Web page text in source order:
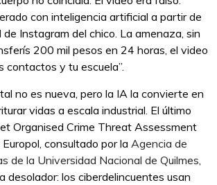
con inteligencia artificial a partir de
Instagram del chico. La amenaza, sin
200 mil pesos en 24 horas, el video
contactos y tu escuela”.
no es nueva, pero la IA la convierte en
vidas a escala industrial. El último
Organised Crime Threat Assessment
consultado por la Agencia de
de la Universidad Nacional de Quilmes
desolador: los ciberdelincuentes usan